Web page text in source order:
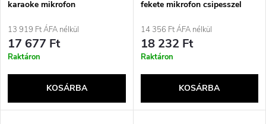
s
e
a
karaoke mikrofon
13 919 Ft ÁFA nélkül
17 677 Ft
Raktáron
KOSÁRBA
fekete mikrofon csipesszel
14 356 Ft ÁFA nélkül
18 232 Ft
Raktáron
KOSÁRBA